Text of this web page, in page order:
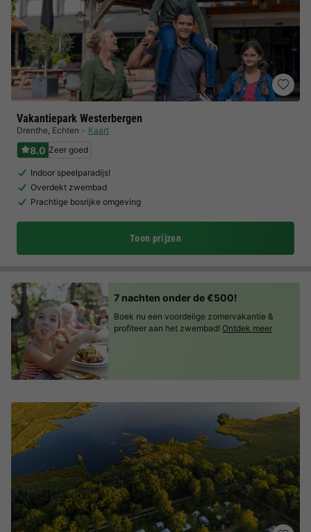
Vakantiepark Westerbergen
Drenthe, Echten Kaart
8.0 Zeer goed
Indoor speelparadijs!
Overdekt zwembad
Prachtige bosrijke omgeving
Toon prijzen
7 nachten onder de €500!
Boek nu een voordelige zomervakantie &
profiteer aan het zwembad! Ontdek meer